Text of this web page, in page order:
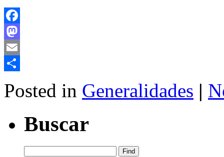
Facebook
Mastodon
Email
Posted in Generalidades |
Buscar